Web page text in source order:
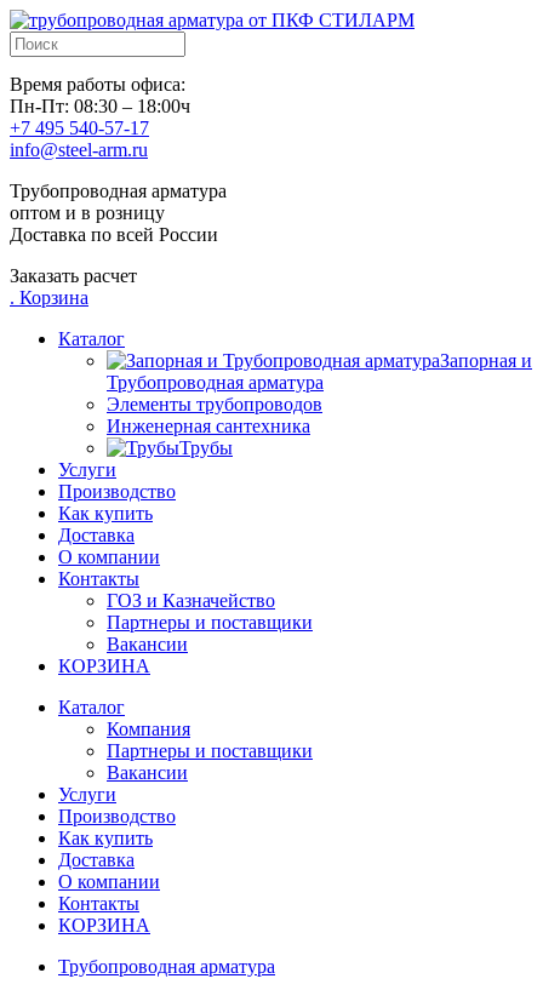
Время работы офиса:
Пн-Пт: 08:30 – 18:00ч
+7 495 540-57-17
info@steel-arm.ru
Трубопроводная арматура
оптом и в розницу
Доставка по всей России
Заказать расчет
. Корзина
Каталог
Запорная и
Трубопроводная арматура
Элементы трубопроводов
Инженерная сантехника
Трубы
Услуги
Производство
Как купить
Доставка
О компании
Контакты
ГОЗ и Казначейство
Партнеры и поставщики
Вакансии
КОРЗИНА
Каталог
Компания
Партнеры и поставщики
Вакансии
Услуги
Производство
Как купить
Доставка
О компании
Контакты
КОРЗИНА
Трубопроводная арматура